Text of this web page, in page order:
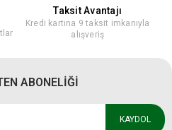
Taksit Avantajı
Kredi kartına 9 taksit imkanıyla
alışveriş
ABONELİĞİ
KAYDOL